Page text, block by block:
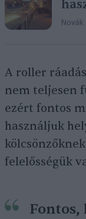
A roller
nem teljesen
ezért fontos
használjuk
felelősségük
Fontos,